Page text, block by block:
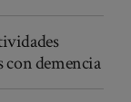
con demencia